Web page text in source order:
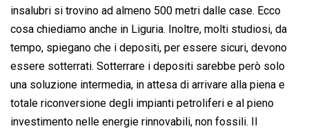
insalubri si trovino ad almeno 500 metri dalle case. Ecco
cosa chiediamo anche in Liguria. Inoltre, molti studiosi, da
tempo, spiegano che i depositi, per essere sicuri, devono
essere sotterrati. Sotterrare i depositi sarebbe però solo
una soluzione intermedia, in attesa di arrivare alla piena e
totale riconversione degli impianti petroliferi e al pieno
investimento nelle energie rinnovabili, non fossili. Il